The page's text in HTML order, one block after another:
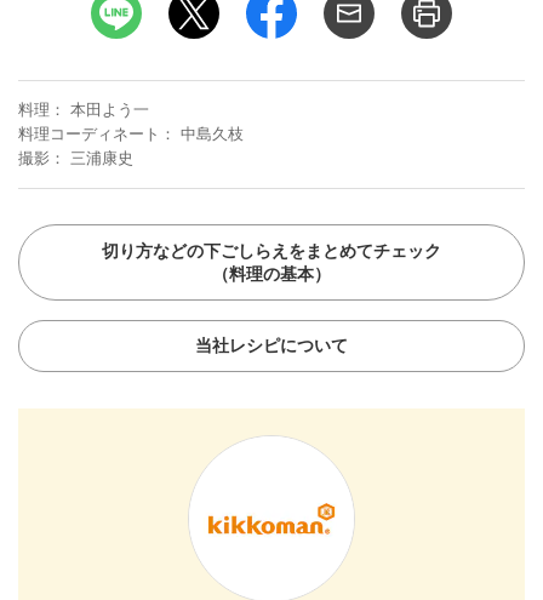
料理
本田よう一
料理コーディネート
中島久枝
撮影
三浦康史
切り方などの下ごしらえをまとめてチェック
（料理の基本）
当社レシピについて